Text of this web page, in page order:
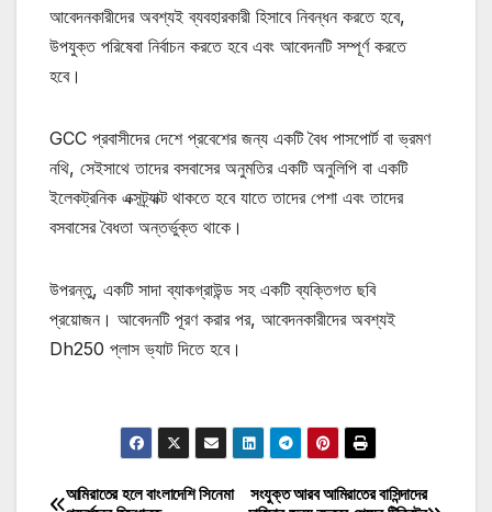
আবেদনকারীদের অবশ্যই ব্যবহারকারী হিসাবে নিবন্ধন করতে হবে,
উপযুক্ত পরিষেবা নির্বাচন করতে হবে এবং আবেদনটি সম্পূর্ণ করতে
হবে।
GCC প্রবাসীদের দেশে প্রবেশের জন্য একটি বৈধ পাসপোর্ট বা ভ্রমণ
নথি, সেইসাথে তাদের বসবাসের অনুমতির একটি অনুলিপি বা একটি
ইলেকট্রনিক এক্সট্র্যাক্ট থাকতে হবে যাতে তাদের পেশা এবং তাদের
বসবাসের বৈধতা অন্তর্ভুক্ত থাকে।
উপরন্তু, একটি সাদা ব্যাকগ্রাউন্ড সহ একটি ব্যক্তিগত ছবি
প্রয়োজন। আবেদনটি পূরণ করার পর, আবেদনকারীদের অবশ্যই
Dh250 প্লাস ভ্যাট দিতে হবে।
সংযুক্ত আরব আমিরাতের বাসিন্দাদের
আমিরাতের হলে বাংলাদেশি সিনেমা